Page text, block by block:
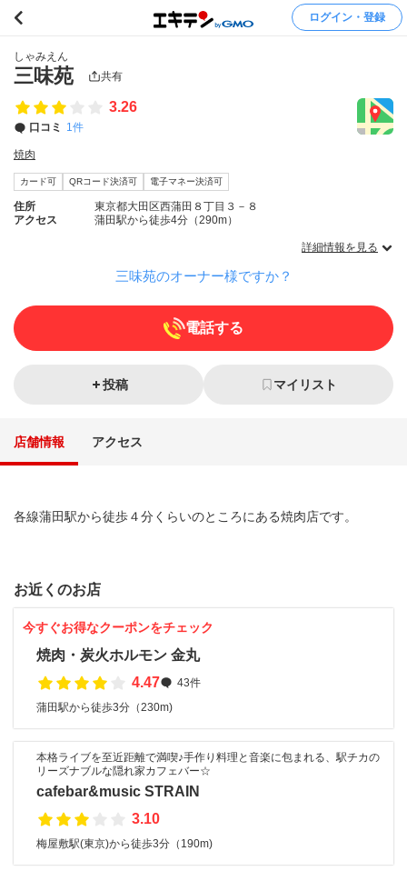
ログイン・登録
しゃみえん
三味苑 共有
3.26
口コミ 1件
焼肉
カード可 QRコード決済可 電子マネー決済可
住所
東京都大田区西蒲田８丁目３－８
アクセス
蒲田駅から徒歩4分（290m）
詳細情報を見る
三味苑のオーナー様ですか？
電話する
投稿 マイリスト
店舗情報 アクセス
各線蒲田駅から徒歩４分くらいのところにある焼肉店です。
お近くのお店
今すぐお得なクーポンをチェック
焼肉・炭火ホルモン 金丸
4.47
43件
蒲田駅から徒歩3分（230m)
本格ライブを至近距離で満喫♪手作り料理と音楽に包まれる、駅チカの
リーズナブルな隠れ家カフェバー☆
cafebar&music STRAIN
3.10
梅屋敷駅(東京)から徒歩3分（190m)